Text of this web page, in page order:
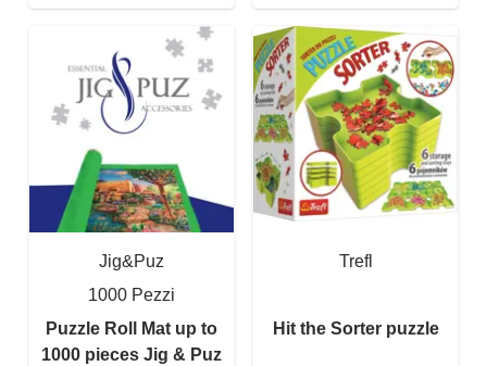
Jig&Puz
1000 Pezzi
Puzzle Roll Mat up to
1000 pieces Jig & Puz
Trefl
Hit the Sorter puzzle